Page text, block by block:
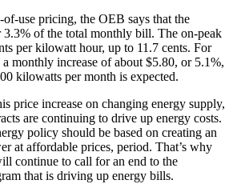
use pricing, the OEB says that the
3.3% of the total monthly bill. The on-peak
per kilowatt hour, up to 11.7 cents. For
monthly increase of about $5.80, or 5.1%,
kilowatts per month is expected.
price increase on changing energy supply,
are continuing to drive up energy costs.
policy should be based on creating an
at affordable prices, period. That’s why
continue to call for an end to the
that is driving up energy bills.